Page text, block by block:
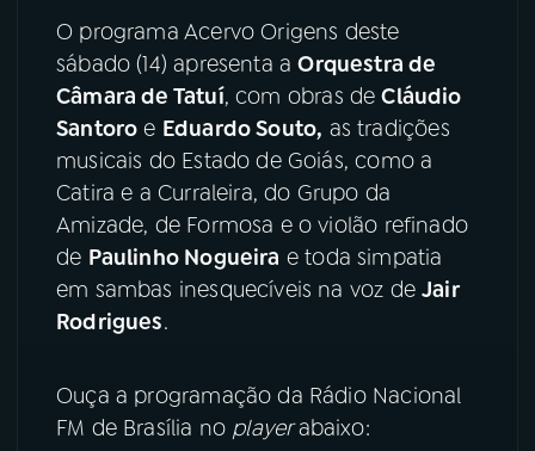
04 PROGRAMAS
05PODCASTS
06VIDEOCASTS
07ÚLTIMAS
08FESTIVAL DE MÚSICA
O programa Acervo Origens deste
sábado (14) apresenta aOrquestra de
Câmara de Tatuí, com obras deCláudio
Santoro e Eduardo Souto, as tradições
musicais do Estado de Goiás, como a
Catira e a Curraleira, do Grupo da
Amizade, de Formosa e o violão refinado
de Paulinho Nogueira e toda simpatia
em sambas inesquecíveis na voz deJair
Rodrigues.
Ouça a programação da Rádio Nacional
FM de Brasília no playerabaixo: